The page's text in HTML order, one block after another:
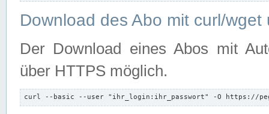
Download des Abo mit curl/
Der Download eines Abos mit
über HTTPS möglich.
curl --basic --user "ihr_login:ihr_passwort" -O https://